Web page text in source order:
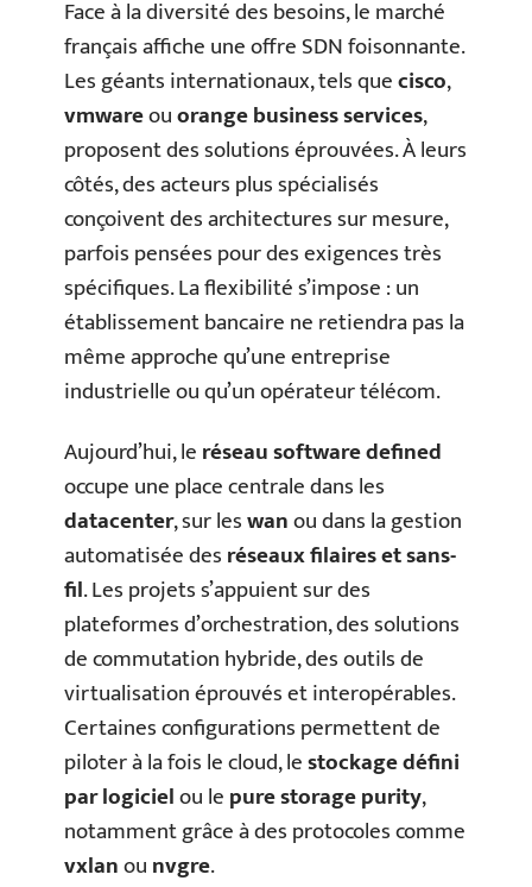
Face à la diversité des besoins, le marché
français affiche une offre SDN foisonnante.
Les géants internationaux, tels quecisco,
vmwareouorange business services,
proposent des solutions éprouvées. À leurs
côtés, des acteurs plus spécialisés
conçoivent des architectures sur mesure,
parfois pensées pour des exigences très
spécifiques. La flexibilité s’impose : un
établissement bancaire ne retiendra pas la
même approche qu’une entreprise
industrielle ou qu’un opérateur télécom.
Aujourd’hui, leréseau software defined
occupe une place centrale dans les
datacenter, sur leswanou dans la gestion
automatisée desréseaux filaires et sans-
fil. Les projets s’appuient sur des
plateformes d’orchestration, des solutions
de commutation hybride, des outils de
virtualisation éprouvés et interopérables.
Certaines configurations permettent de
piloter à la fois le cloud, lestockage défini
par logicielou lepure storage purity,
notamment grâce à des protocoles comme
vxlanounvgre.